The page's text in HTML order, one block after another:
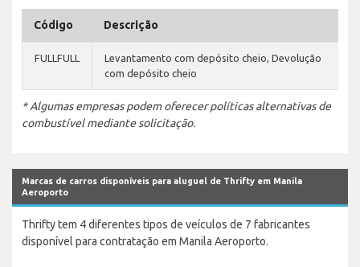
Código Descrição
FULLFULL
Levantamento com depósito cheio, Devolução
com depósito cheio
* Algumas empresas podem oferecer políticas alternativas de
combustível mediante solicitação.
Marcas de carros disponíveis para aluguel de Thrifty em Manila
Aeroporto
Thrifty tem 4 diferentes tipos de veículos de 7 fabricantes
disponível para contratação em Manila Aeroporto.